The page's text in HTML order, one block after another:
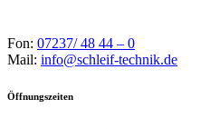
Fon: 07237/ 48 44 – 0
Mail: info@schleif-technik.de
Öffnungszeiten